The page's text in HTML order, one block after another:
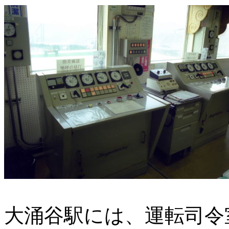
大涌谷駅には、運転司